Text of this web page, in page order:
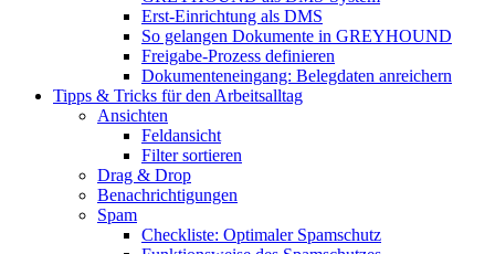
Erst-Einrichtung als DMS
So gelangen Dokumente in GREYHOUND
Freigabe-Prozess definieren
Dokumenteneingang: Belegdaten anreichern
Tipps & Tricks für den Arbeitsalltag
Ansichten
Feldansicht
Filter sortieren
Drag & Drop
Benachrichtigungen
Spam
Checkliste: Optimaler Spamschutz